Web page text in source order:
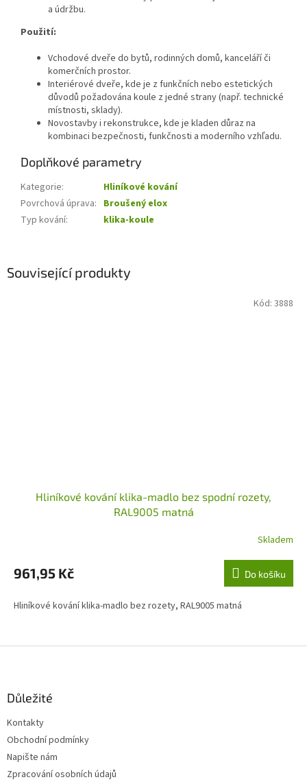
Související produkty
Hliníkové kování klika-madlo bez spodní rozety,
RAL9005 matná
Skladem
961,95 Kč Do košíku
Hliníkové kování klika-madlo bez rozety, RAL9005 matná
Kód: 3888
a údržbu.
Použití:
Vchodové dveře do bytů, rodinných domů, kanceláří či
komerčních prostor.
Interiérové dveře, kde je z funkčních nebo estetických
důvodů požadována koule z jedné strany (např. technické
místnosti, sklady).
Novostavby i rekonstrukce, kde je kladen důraz na
kombinaci bezpečnosti, funkčnosti a moderního vzhľadu.
Doplňkové parametry
Kategorie:
Hliníkové kování
Povrchová úprava: Broušený elox
Typ kování: klika-koule
Důležité
Kontakty
Obchodní podmínky
Napište nám
Zpracování osobních údajů